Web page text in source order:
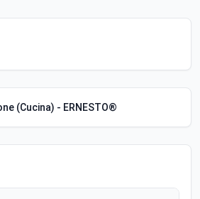
(Cucina) - ERNESTO®